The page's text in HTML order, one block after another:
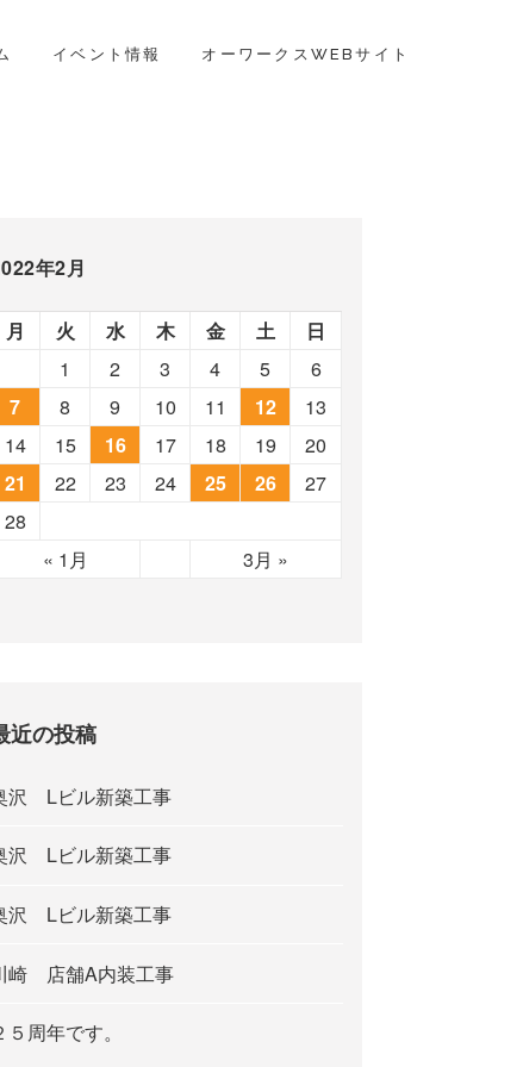
イベント情報 オーワークスWEBサイト
年2月
月 火 水 木 金 土 日
« 1月 3月 »
1 2 3 4 5
6
7
8 9 10 11 12
13
14
15 16 17 18 19
20
21
22 23 24 25 26
27
28
近の投稿
沢 Lビル新築工事
沢 Lビル新築工事
沢 Lビル新築工事
崎 店舗A内装工事
５周年です。